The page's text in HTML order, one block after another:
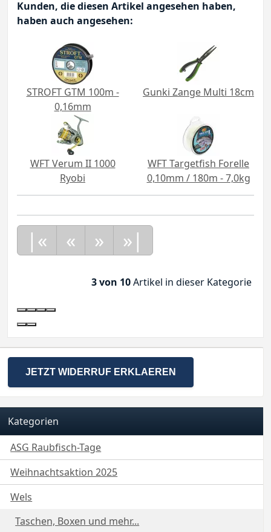
Kunden, die diesen Artikel angesehen haben,
haben auch angesehen:
STROFT GTM 100m -
0,16mm
Gunki Zange Multi 18cm
WFT Verum II 1000
Ryobi
WFT Targetfish Forelle
0,10mm / 180m - 7,0kg
|« « » »|
3 von 10Artikel in dieser Kategorie
JETZT WIDERRUF ERKLAEREN
Kategorien
ASG Raubfisch-Tage
Weihnachtsaktion 2025
Wels
Taschen, Boxen und mehr...